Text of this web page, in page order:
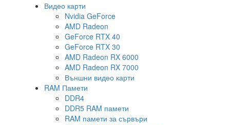
Видео карти
Nvidia GeForce
AMD Radeon
GeForce RTX 40
GeForce RTX 30
AMD Radeon RX 6000
AMD Radeon RX 7000
Външни видео карти
RAM Памети
DDR4
DDR5 RAM памети
RAM памети за сървъри